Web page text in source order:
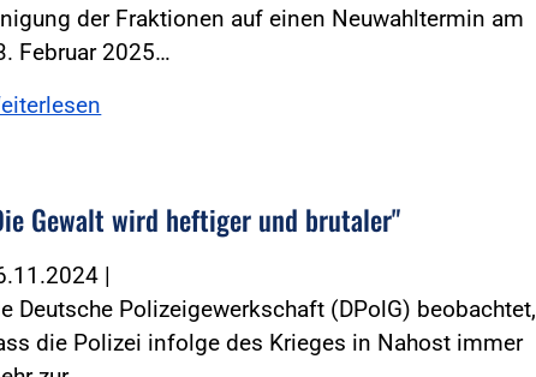
der Fraktionen auf einen Neuwahltermin am
Februar 2025…
Gewalt wird heftiger und brutaler"
|
Deutsche Polizeigewerkschaft (DPolG) beobachtet,
die Polizei infolge des Krieges in Nahost immer